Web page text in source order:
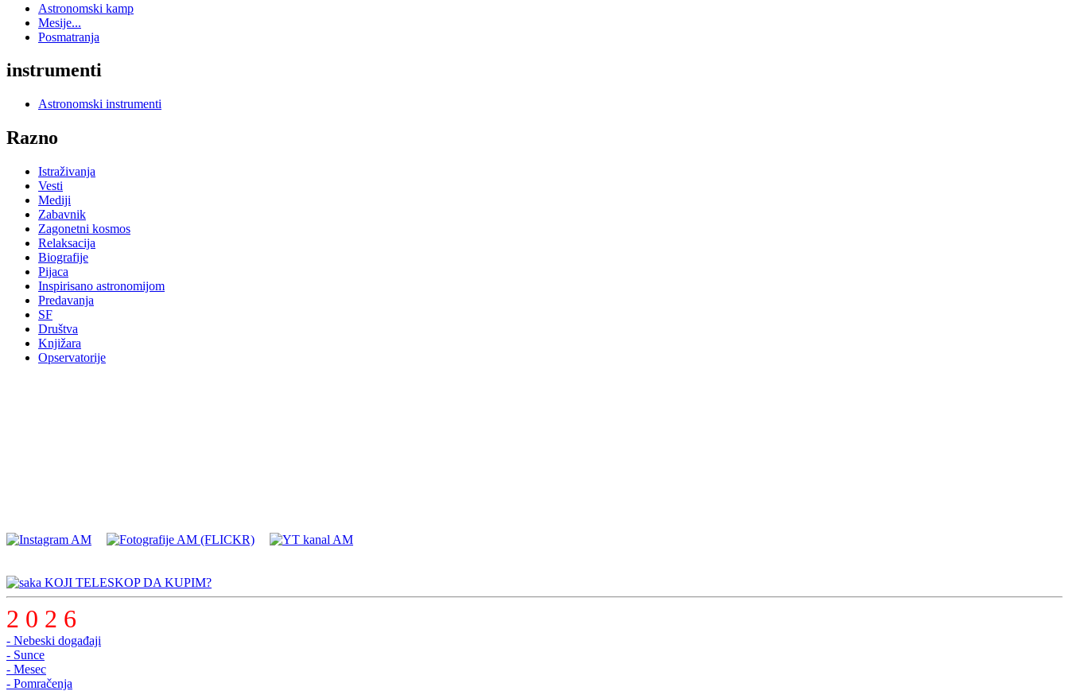
Astronomski kamp
Mesije...
Posmatranja
instrumenti
Astronomski instrumenti
Razno
Istraživanja
Vesti
Mediji
Zabavnik
Zagonetni kosmos
Relaksacija
Biografije
Pijaca
Inspirisano astronomijom
Predavanja
SF
Društva
Knjižara
Opservatorije
KOJI TELESKOP DA KUPIM?
2 0 2 6
- Nebeski događaji
- Sunce
- Mesec
- Pomračenja